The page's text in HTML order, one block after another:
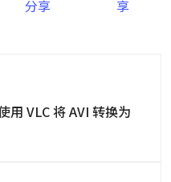
用 VLC 将 AVI 转换为